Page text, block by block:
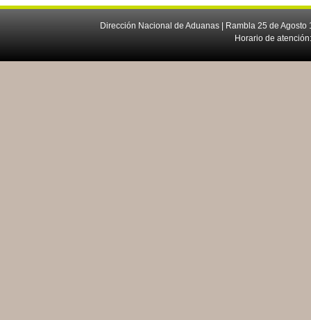
Dirección Nacional de Aduanas | Rambla 25 de
Horario de